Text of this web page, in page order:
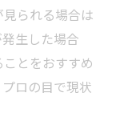
バランスを
ットと注意
の秘訣
られる場合は
生した場合
とをおすすめ
ロの目で現状